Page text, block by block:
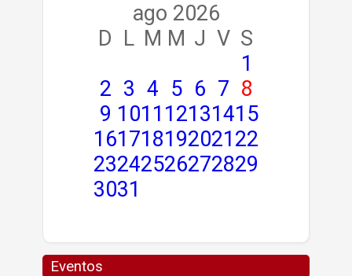
ago 2026
D
L M M J V S
1
2 3 4 5 6 7 8
9 1011 12131415
161718192021 22
23242526272829
3031
Eventos